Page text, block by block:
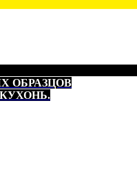
ОБРАЗЦОВ